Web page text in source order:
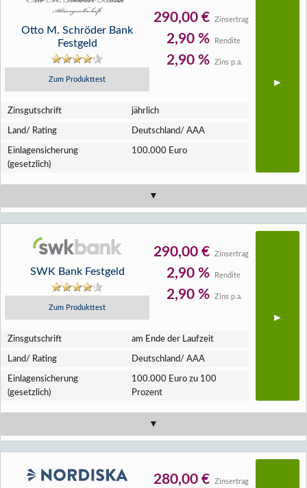
Otto M. Schröder Bank
Festgeld
Zum Produkttest
290,00 € Zinsertrag
2,90 % Rendite
2,90 % Zins p.a.
Zins­gutschrift jährlich
Land/ Rating Deutschland/ AAA
Einlagen­sicherung
(gesetzlich)
100.000 Euro
SWK Bank Festgeld
Zum Produkttest
290,00 € Zinsertrag
2,90 % Rendite
2,90 % Zins p.a.
Zins­gutschrift am Ende der Laufzeit
Land/ Rating Deutschland/ AAA
Einlagen­sicherung
(gesetzlich)
100.000 Euro zu 100
Prozent
280,00 € Zinsertrag